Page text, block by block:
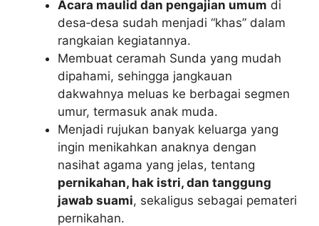
Acara maulid dan pengajian umum di
desa‑desa sudah menjadi “khas” dalam
rangkaian kegiatannya.
Membuat ceramah Sunda yang mudah
dipahami, sehingga jangkauan
dakwahnya meluas ke berbagai segmen
umur, termasuk anak muda.
Menjadi rujukan banyak keluarga yang
ingin menikahkan anaknya dengan
nasihat agama yang jelas, tentang
pernikahan, hak istri, dan tanggung
jawab suami, sekaligus sebagai pemateri
pernikahan.